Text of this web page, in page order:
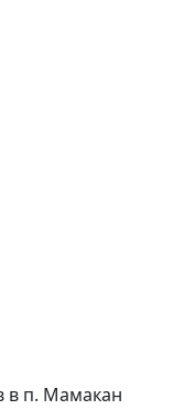
в п. Мамакан